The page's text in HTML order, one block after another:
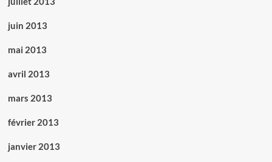
juin 2013
mai 2013
avril 2013
mars 2013
février 2013
janvier 2013